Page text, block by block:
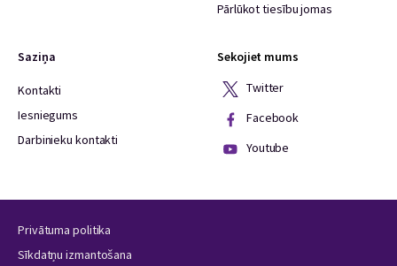
Pārlūkot tiesību jomas
Saziņa
Kontakti
Iesniegums
Darbinieku kontakti
Sekojiet mums
Twitter
Facebook
Youtube
Privātuma politika
Sīkdatņu izmantošana